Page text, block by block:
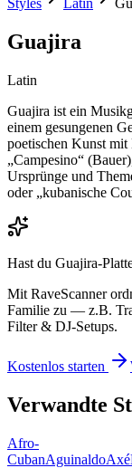
Styles Latin
Guajira
Latin
Guajira ist ein
einem gesungenen
poetischen Kunst
„Campesino“
Ursprünge und
oder „kubanische
Hast du Guajira-
Mit RaveScanner
Familie zu — z.B.
Filter & DJ-Setups.
Kostenlos starten
Verwandte
Afro-
CubanAguinaldoAxé